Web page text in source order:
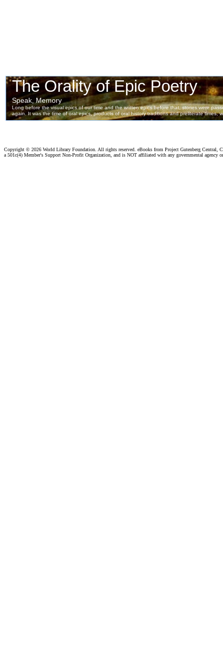
Copyright © 2026 World Library Foundation. All rights reserved. eBooks from Project Gutenberg Central,
a 501c(4) Member's Support Non-Profit Organization, and is NOT affiliated with any governmental agency